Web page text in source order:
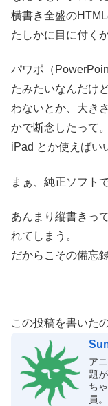
横書き全盛の
たしかに目に付く
パワポ（
たみたいなんだけ
わないとか、大き
かで断念したって。
iPad とか使えばい
まぁ、純正ソフト
あんまり縦書きっ
れてしまう。
だからこその備忘録
この投稿を書いた
ア
題
ち
員。